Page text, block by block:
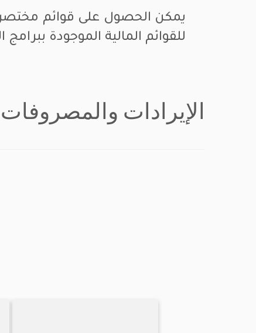
يمكن الحصول على قوائم
للقوائم المالية الموجودة ببرامج
الإيرادات